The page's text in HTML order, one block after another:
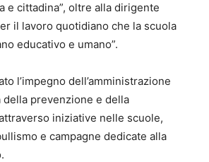
e cittadina”, oltre alla dirigente
il lavoro quotidiano che la scuola
educativo e umano”.
l’impegno dell’amministrazione
della prevenzione e della
iniziative nelle scuole,
e campagne dedicate alla